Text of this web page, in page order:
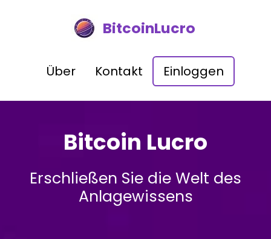
BitcoinLucro
Über Kontakt Einloggen
Bitcoin Lucro
Erschließen Sie die Welt des
Anlagewissens